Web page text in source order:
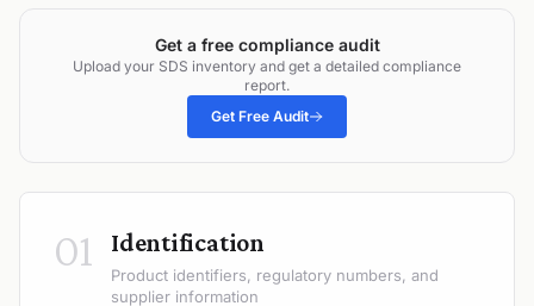
Get a free compliance audit
Upload your SDS inventory and get a detailed compliance
report.
Get Free Audit
01 Identification
Product identifiers, regulatory numbers, and
supplier information